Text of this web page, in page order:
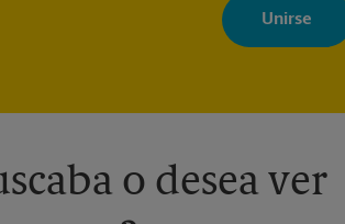
con noticias, ofertas
adaptados a sus
momento. Para
información,
o desea ver